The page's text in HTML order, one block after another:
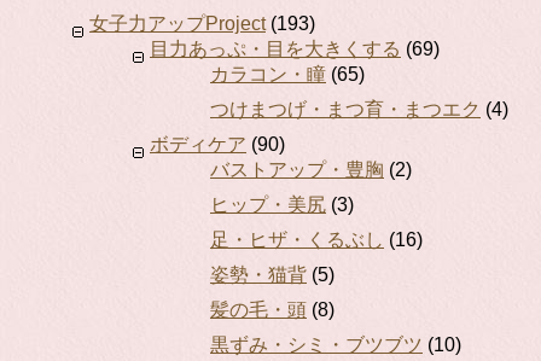
女子力アップProject(193)
目力あっぷ・目を大きくする (69)
カラコン・瞳 (65)
つけまつげ・まつ育・まつエク (4)
ボディケア (90)
バストアップ・豊胸 (2)
ヒップ・美尻 (3)
足・ヒザ・くるぶし (16)
姿勢・猫背 (5)
髪の毛・頭 (8)
黒ずみ・シミ・ブツブツ (10)